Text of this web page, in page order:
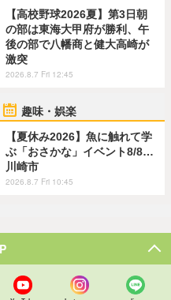
【高校野球2026夏】第3日朝
の部は東海大甲府が勝利、午
後の部で八幡商と健大高崎が
激突
2026.8.7 Fri 12:45
趣味・娯楽
【夏休み2026】魚に触れて学
ぶ「おさかな」イベント8/8…
川崎市
2026.8.7 Fri 10:45